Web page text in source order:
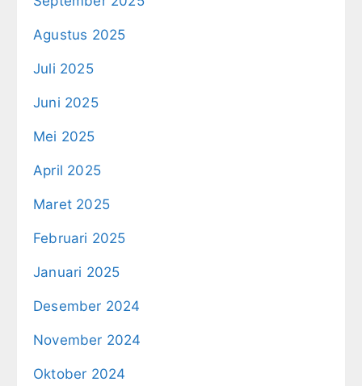
Agustus 2025
Juli 2025
Juni 2025
Mei 2025
April 2025
Maret 2025
Februari 2025
Januari 2025
Desember 2024
November 2024
Oktober 2024